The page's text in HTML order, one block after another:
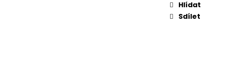
Hlídat
Sdílet